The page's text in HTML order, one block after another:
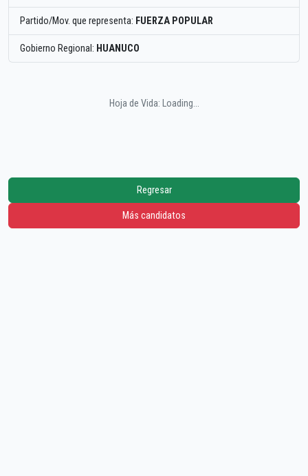
Partido/Mov. que representa: FUERZA POPULAR
Gobierno Regional: HUANUCO
Hoja de Vida: Loading...
Regresar
Más candidatos